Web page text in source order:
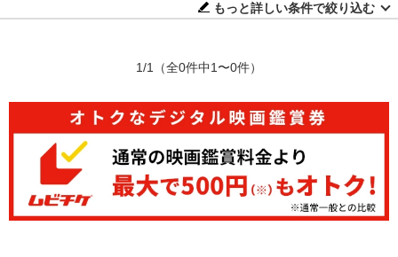
もっと詳しい条件で絞り込む
1/1 （全0件中1〜0件）